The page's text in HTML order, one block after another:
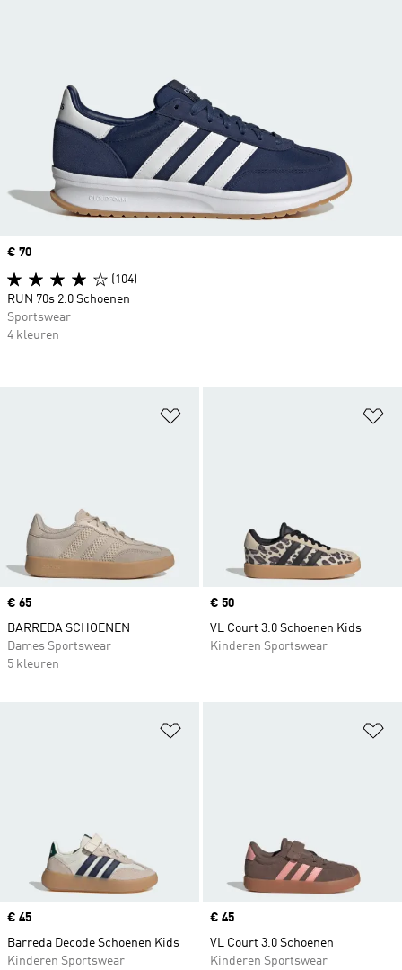
Price
€ 65
BARREDA SCHOENEN
Dames Sportswear
5 kleuren
Price
€ 50
VL Court 3.0 Schoenen Kids
Kinderen Sportswear
Price
€ 45
Barreda Decode Schoenen Kids
Kinderen Sportswear
Price
€ 45
VL Court 3.0 Schoenen
Kinderen Sportswear
Price
€ 70
(104)
RUN 70s 2.0 Schoenen
Sportswear
4 kleuren